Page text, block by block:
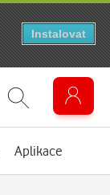
Aplikace
Instalovat